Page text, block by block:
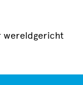
wereldgericht